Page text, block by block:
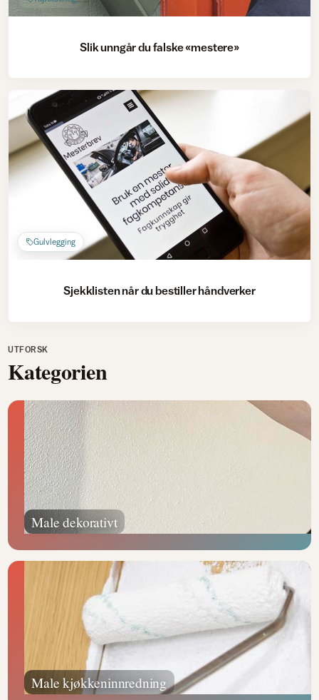
Slik unngår du falske «mestere»
Gulvlegging
Sjekklisten når du bestiller håndverker
UTFORSK
Kategorien
Male dekorativt
Male kjøkkeninnredning